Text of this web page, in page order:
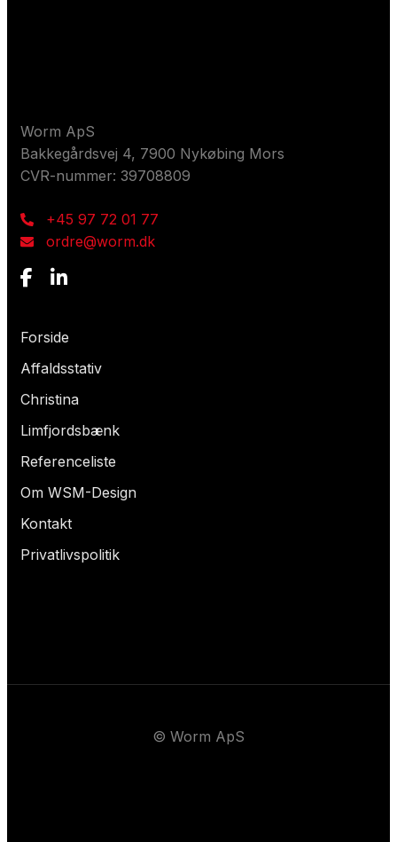
Worm ApS
Bakkegårdsvej 4, 7900 Nykøbing Mors
CVR-nummer: 39708809
+45 97 72 01 77
ordre@worm.dk
Forside
Affaldsstativ
Christina
Limfjordsbænk
Referenceliste
Om WSM-Design
Kontakt
Privatlivspolitik
© Worm ApS